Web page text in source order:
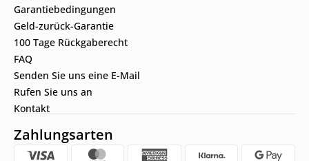
Garantiebedingungen
Geld-zurück-Garantie
100 Tage Rückgaberecht
FAQ
Senden Sie uns eine E-Mail
Rufen Sie uns an
Kontakt
Zahlungsarten